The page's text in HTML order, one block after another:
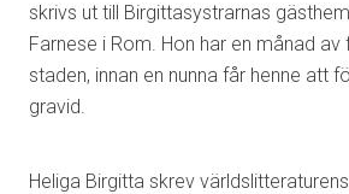
skrivs ut till Birgittasystrarnas
Farnese i Rom. Hon har en månad av
staden, innan en nunna får henne att
gravid.
Heliga Birgitta skrev